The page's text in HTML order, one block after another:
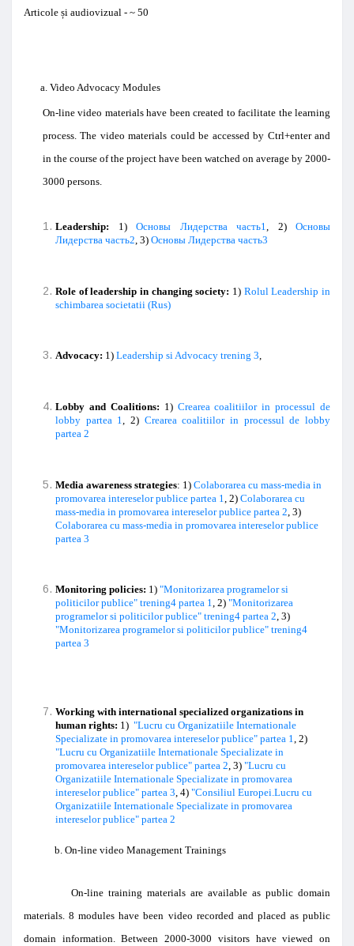
Articole și audiovizual - ~ 50
a. Video Advocacy Modules
On-line video materials have been created to facilitate the learning
process. The video materials could be accessed by Ctrl+enter and
in the course of the project have been watched on average by 2000-
3000 persons.
Leadership: 1) Основы Лидерства часть1 , 2) Основы
Лидерства часть2 , 3) Основы Лидерства часть3
Role of leadership in changing society: 1) Rolul Leadership in
schimbarea societatii (Rus)
Advocacy: 1) Leadership si Advocacy trening 3,
Lobby and Coalitions: 1) Crearea coalitiilor in processul de
lobby partea 1
, 2) Crearea coalitiilor in processul de lobby
partea 2
Media awareness strategies: 1) Colaborarea cu mass-media in
promovarea intereselor publice partea 1 , 2) Colaborarea cu
mass-media in promovarea intereselor publice partea 2 , 3)
Colaborarea cu mass-media in promovarea intereselor publice
partea 3
Monitoring policies: 1) "Monitorizarea programelor si
politicilor publice" trening4 partea 1, 2) "Monitorizarea
programelor si politicilor publice" trening4 partea 2, 3)
"Monitorizarea programelor si politicilor publice" trening4
partea 3
Working with international specialized organizations in
human rights: 1) "Lucru cu Organizatiile Internationale
Specializate in promovarea intereselor publice" partea 1, 2)
"Lucru cu Organizatiile Internationale Specializate in
promovarea intereselor publice" partea 2, 3) "Lucru cu
Organizatiile Internationale Specializate in promovarea
intereselor publice" partea 3, 4) "Consiliul Europei.Lucru cu
Organizatiile Internationale Specializate in promovarea
intereselor publice" partea 2
b. On-line video Management Trainings
On-line training materials are available as public domain
materials. 8 modules have been video recorded and placed as public
domain information. Between 2000-3000 visitors have viewed on